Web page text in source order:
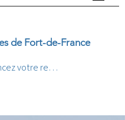
de Fort-de-France